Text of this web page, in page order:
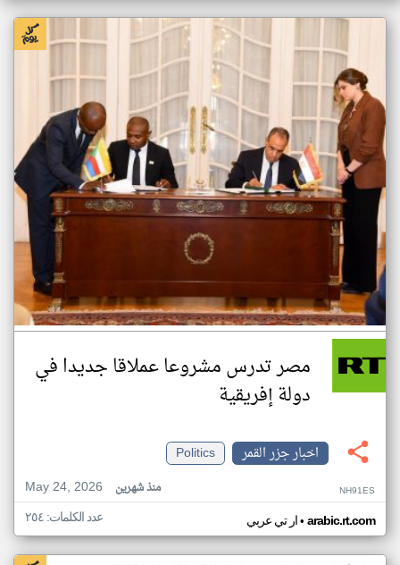
مصر تدرس مشروعا عملاقا جديدا في
دولة إفريقية
اخبار جزر القمر
Politics
May 24, 2026
منذ شهرين NH91ES
ار تي عربي• arabic.rt.com عدد الكلمات: ٢٥٤